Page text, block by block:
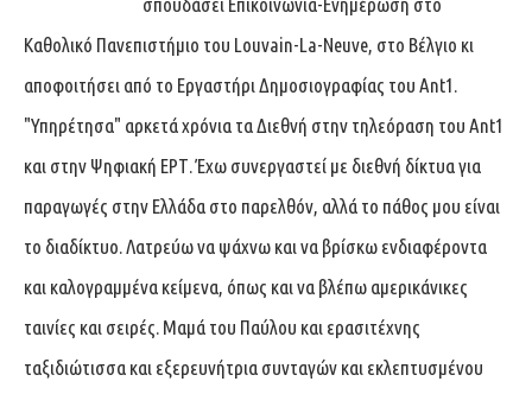
Καθολικό Πανεπιστήμιο του Louvain-La-Neuve, στο Βέλγιο κι
αποφοιτήσει από το Εργαστήρι Δημοσιογραφίας του Ant1.
"Υπηρέτησα" αρκετά χρόνια τα Διεθνή στην τηλεόραση του Ant1
και στην Ψηφιακή ΕΡΤ. Έχω συνεργαστεί με διεθνή δίκτυα για
παραγωγές στην Ελλάδα στο παρελθόν, αλλά το πάθος μου είναι
το διαδίκτυο. Λατρεύω να ψάχνω και να βρίσκω ενδιαφέροντα
και καλογραμμένα κείμενα, όπως και να βλέπω αμερικάνικες
ταινίες και σειρές. Μαμά του Παύλου και ερασιτέχνης
ταξιδιώτισσα και εξερευνήτρια συνταγών και εκλεπτυσμένου